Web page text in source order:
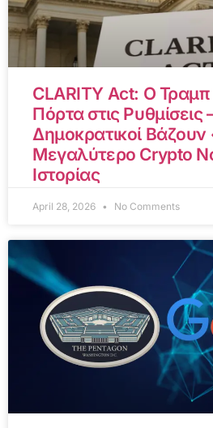
CLARITY Act: Ο Τραμπ
Πόρτα στις Ρυθμίσεις
Δημοκρατικοί
Μεγαλύτερο Crypto
Ιστορίας
April 28, 2026 No Comments